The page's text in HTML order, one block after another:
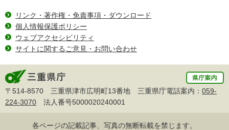
リンク・著作権・免責事項・ダウンロード
個人情報保護ポリシー
ウェブアクセシビリティ
サイトに関するご意見・お問い合わせ
〒514-8570 三重県津市広明町13番地 三重県庁電話案内： 059-
224-3070 法人番号5000020240001
各ページの記載記事、写真の無断転載を禁じます。